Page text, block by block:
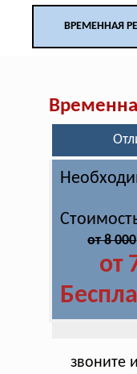
ВРЕМЕННАЯ
от 8 000
от
звоните